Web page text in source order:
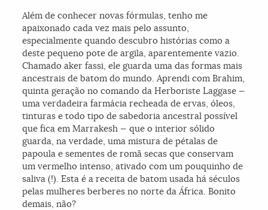
Além de conhecer novas fórmulas, tenho me
apaixonado cada vez mais pelo assunto,
especialmente quando descubro histórias como a
deste pequeno pote de argila, aparentemente vazio.
Chamado aker fassi, ele guarda uma das formas mais
ancestrais de batom do mundo. Aprendi com Brahim,
quinta geração no comando da Herboriste Laggase —
uma verdadeira farmácia recheada de ervas, óleos,
tinturas e todo tipo de sabedoria ancestral possível
que fica em Marrakesh — que o interior sólido
guarda, na verdade, uma mistura de pétalas de
papoula e sementes de romã secas que conservam
um vermelho intenso, ativado com um pouquinho de
saliva (!). Esta é a receita de batom usada há séculos
pelas mulheres berberes no norte da África. Bonito
demais, não?